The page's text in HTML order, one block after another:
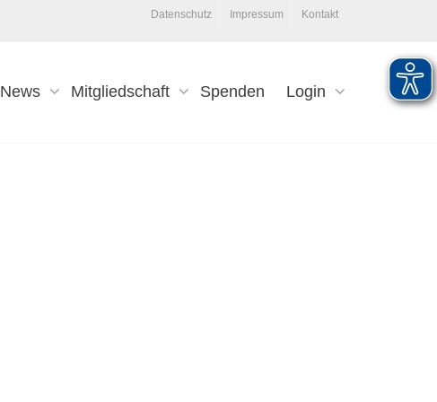
Datenschutz Impressum Kontakt
News Mitgliedschaft Spenden Login